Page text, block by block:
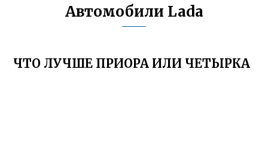
Автомобили Lada
ЧТО ЛУЧШЕ ПРИОРА ИЛИ ЧЕТЫРКА